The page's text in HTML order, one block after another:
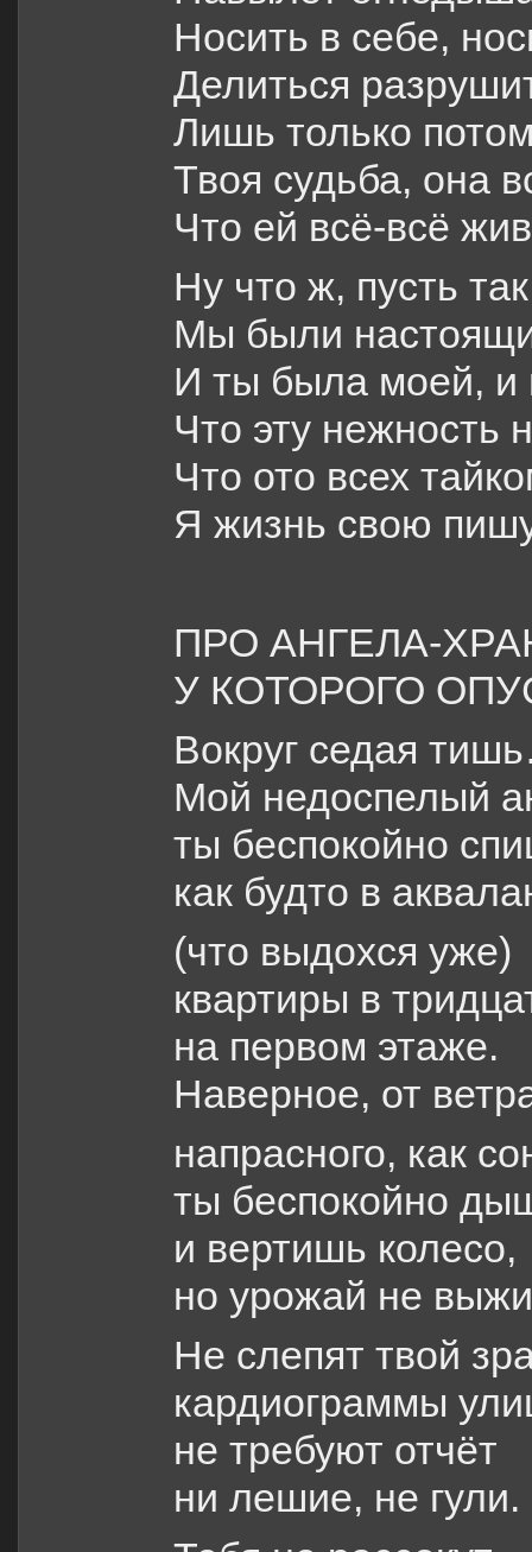
Носить в себе,
Делиться
Лишь только
Твоя судьба, она
Что ей всё-всё
Ну что ж, пусть
Мы были
И ты была моей, и
Что эту нежность
Что ото всех
Я жизнь свою
ПРО АНГЕЛА-
У КОТОРОГО
Вокруг седая
Мой недоспелый
ты беспокойно
как будто в
(что выдохся уже)
квартиры в
на первом этаже.
Наверное, от
напрасного, как
ты беспокойно
и вертишь колесо,
но урожай не
Не слепят твой
кардиограммы
не требуют отчёт
ни лешие, не гули.